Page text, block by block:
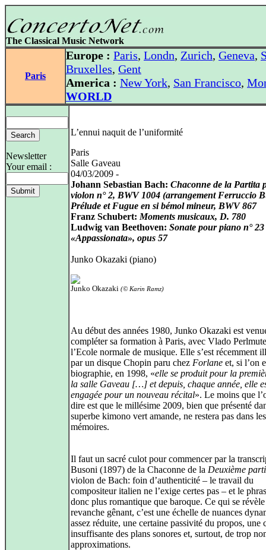
The Classical Music Network
Paris
Europe : Paris, Londn, Zurich, Geneva,
Bruxelles, Gent
America : New York, San Francisco,
WORLD
Newsletter
Your email :
L’ennui naquit de l’uniformité
Paris
Salle Gaveau
04/03/2009 -
Johann Sebastian Bach: Chaconne de la Partita
violon n° 2, BWV 1004 (arrangement Ferruccio
Prélude et Fugue en si bémol mineur, BWV 867
Franz Schubert: Moments musicaux, D. 780
Ludwig van Beethoven: Sonate pour piano n° 23
«Appassionata», opus 57
Junko Okazaki (piano)
Junko Okazaki (© Karin Ramz)
Au début des années 1980, Junko Okazaki est
compléter sa formation à Paris, avec Vlado
l’Ecole normale de musique. Elle s’est récemment
par un disque Chopin paru chez Forlane et, si l’on
biographie, en 1998, «elle se produit pour la
la salle Gaveau […] et depuis, chaque année, elle
engagée pour un nouveau récital». Le moins que
dire est que le millésime 2009, bien que présenté
superbe kimono vert amande, ne restera pas dans les
mémoires.
Il faut un sacré culot pour commencer par la
Busoni (1897) de la Chaconne de la Deuxième
violon de Bach: foin d’authenticité – le travail du
compositeur italien ne l’exige certes pas – et le
donc plus romantique que baroque. Ce qui se
revanche gênant, c’est une échelle de nuances
assez réduite, une certaine passivité du propos, une
insuffisante des plans sonores et, surtout, de trop
approximations.